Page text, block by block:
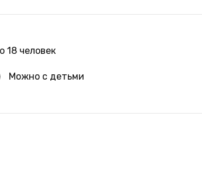
18 человек
Можно с детьми